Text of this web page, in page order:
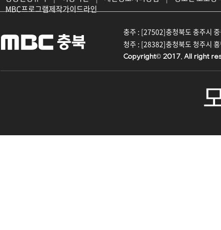
MBC프로그램제작가이드라인
충주 : [27502]충청북도 충주시
청주 : [28382]충청북도 청주시
Copyright© 2017. All right